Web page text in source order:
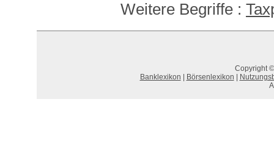
Weitere Begriffe :
Copyright
Banklexikon
Börsenlexikon